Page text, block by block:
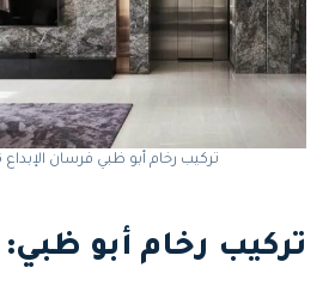
تركيب رخام أبو ظبي فرسان الإبداع 0502603206
تركيب رخام أبو ظبي: